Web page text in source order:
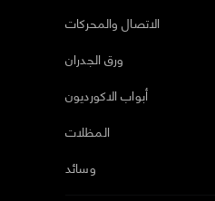
الاتصال والمحركات
ورق الجدران
أبواب الاكورديون
المظلات
وسائد